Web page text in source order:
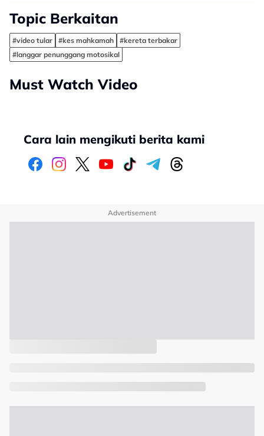
Topic Berkaitan
#video tular #kes mahkamah
#kereta terbakar
#langgar penunggang motosikal
Must Watch Video
Cara lain mengikuti berita kami
Advertisement